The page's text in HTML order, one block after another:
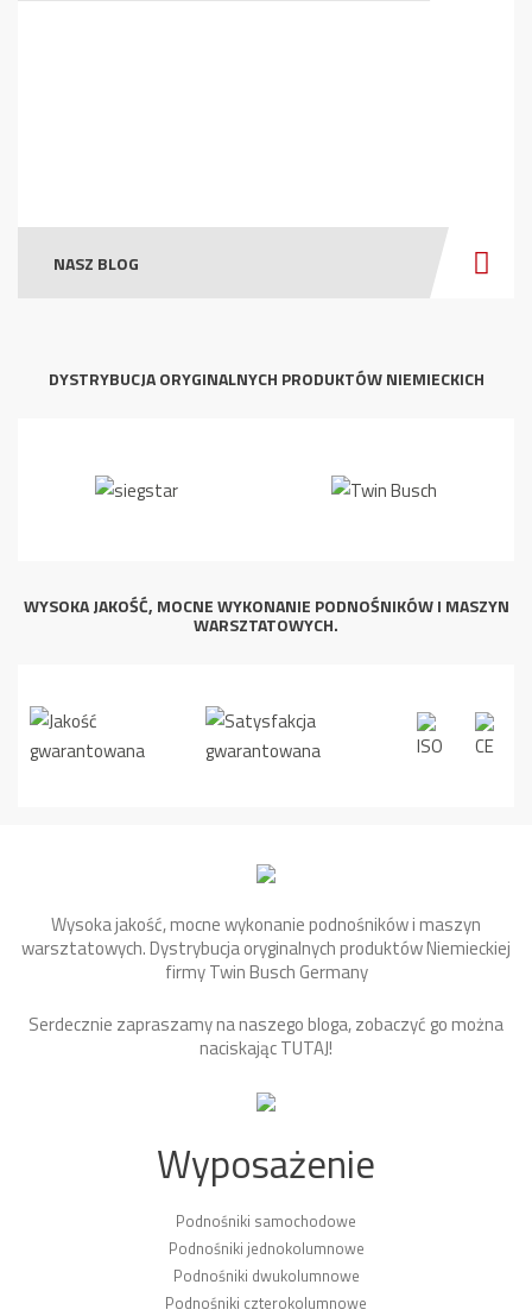
NASZ BLOG
DYSTRYBUCJA ORYGINALNYCH PRODUKTÓW NIEMIECKICH
WYSOKA JAKOŚĆ, MOCNE WYKONANIE PODNOŚNIKÓW I MASZYN
WARSZTATOWYCH.
Wysoka jakość, mocne wykonanie podnośników i maszyn
warsztatowych. Dystrybucja oryginalnych produktów Niemieckiej
firmy Twin Busch Germany
Serdecznie zapraszamy na naszego bloga, zobaczyć go można
naciskającTUTAJ!
Wyposażenie
Podnośniki samochodowe
Podnośniki jednokolumnowe
Podnośniki dwukolumnowe
Podnośniki czterokolumnowe